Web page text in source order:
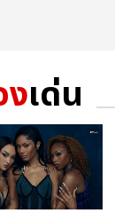
งเด่น